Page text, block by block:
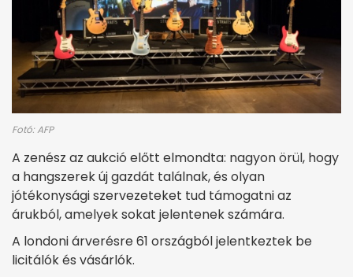
Fotó: AFP
A zenész az aukció előtt elmondta: nagyon örül, hogy
a hangszerek új gazdát találnak, és olyan
jótékonysági szervezeteket tud támogatni az
árukból, amelyek sokat jelentenek számára.
A londoni árverésre 61 országból jelentkeztek be
licitálók és vásárlók.